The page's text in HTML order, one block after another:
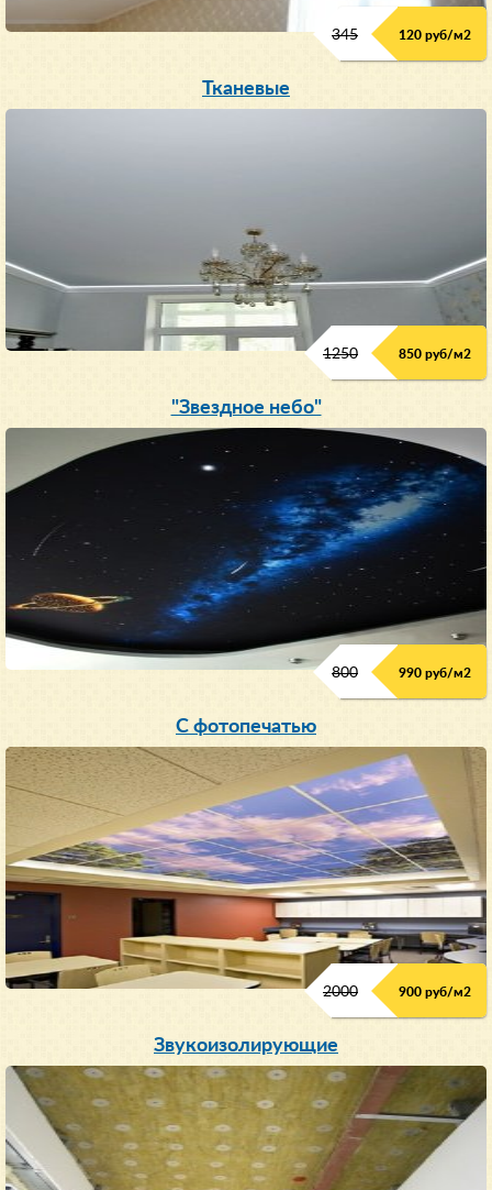
345 120 руб/м2
Тканевые
1250 850 руб/м2
"Звездное небо"
800 990 руб/м2
С фотопечатью
2000 900 руб/м2
Звукоизолирующие